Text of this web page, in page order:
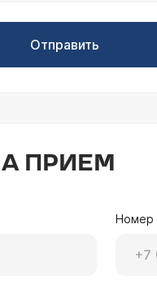
Отправить
ПРИЕМ
Номер